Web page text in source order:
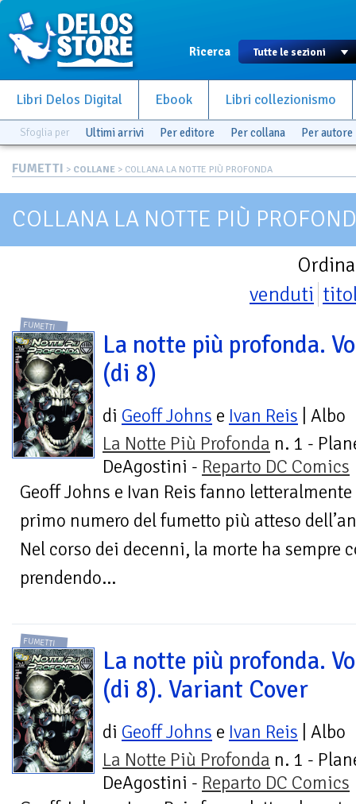
Ricerca
Libri Delos Digital Ebook Libri collezionismo
Sfoglia per Ultimi arrivi Per editore Per collana Per autore
FUMETTI > COLLANE > COLLANA LA NOTTE PIÙ PROFONDA
COLLANA LA NOTTE PIÙ
venduti
FUMETTI
La notte più profonda.
(di 8)
di Geoff Johns e Ivan Reis | Albo
La Notte Più Profonda n. 1 -
DeAgostini - Reparto DC Comics
Geoff Johns e Ivan Reis fanno
primo numero del fumetto più atteso
Nel corso dei decenni, la morte ha sempre
prendendo...
FUMETTI
La notte più profonda.
(di 8). Variant Cover
di Geoff Johns e Ivan Reis | Albo
La Notte Più Profonda n. 1 -
DeAgostini - Reparto DC Comics